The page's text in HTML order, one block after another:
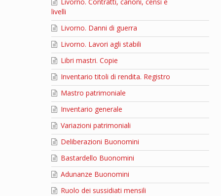
livelli
Livorno. Danni di guerra
Livorno. Lavori agli stabili
Libri mastri. Copie
Inventario titoli di rendita. Registro
Mastro patrimoniale
Inventario generale
Variazioni patrimoniali
Deliberazioni Buonomini
Bastardello Buonomini
Adunanze Buonomini
Ruolo dei sussidiati mensili